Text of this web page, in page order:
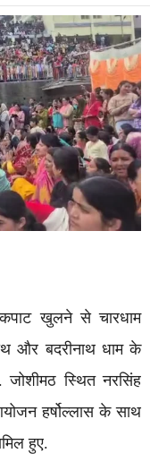
खुलने से चारधाम
और बदरीनाथ धाम के
स्थित नरसिंह
हर्षोल्लास के साथ
हुए.